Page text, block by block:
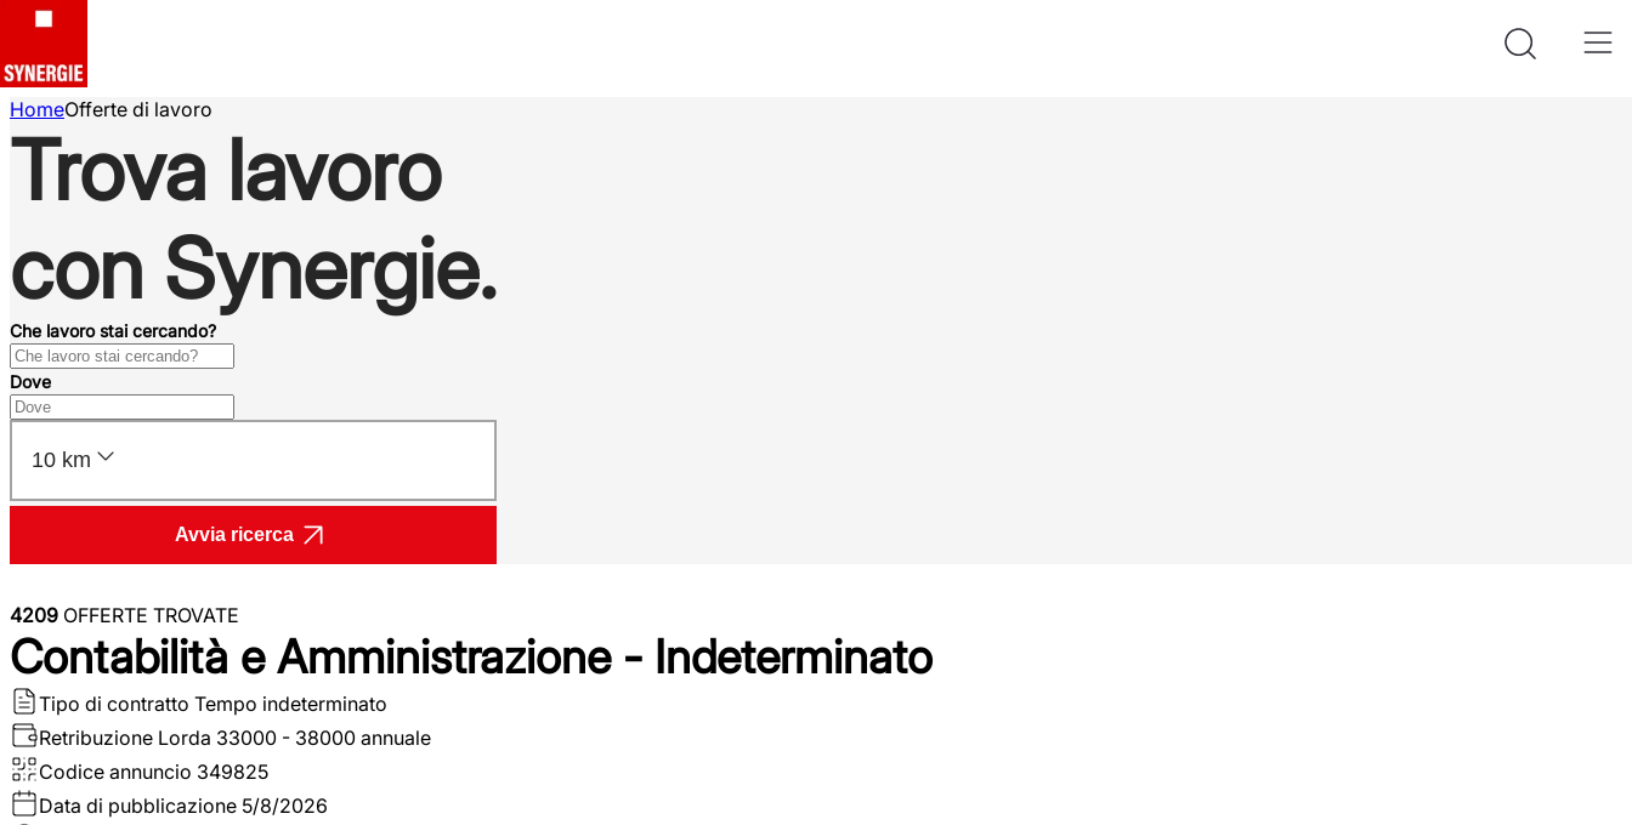
HomeOfferte di lavoro
Trova lavoro
con Synergie.
Che lavoro stai cercando?
Dove
10 km
Avvia ricerca
4209 OFFERTE TROVATE
Contabilità e Amministrazione - Indeterminato
Tipo di contratto Tempo indeterminato
Retribuzione Lorda 33000 - 38000 annuale
Codice annuncio 349825
Data di pubblicazione 5/8/2026